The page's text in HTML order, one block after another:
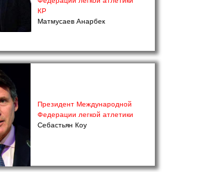
Президент Международной
Федерации легкой атлетики
Себастьян Коу
КР
Матмусаев Анарбек